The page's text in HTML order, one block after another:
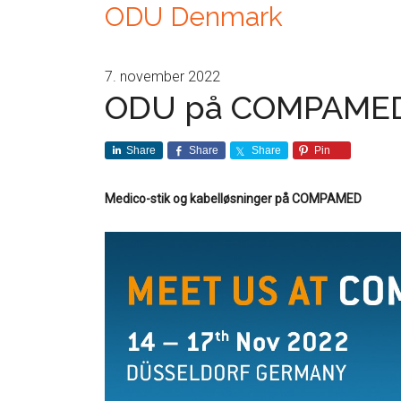
ODU Denmark
7. november 2022
ODU på
Share Share Share Pin
Medico-stik og kabelløsninger på COMPAMED